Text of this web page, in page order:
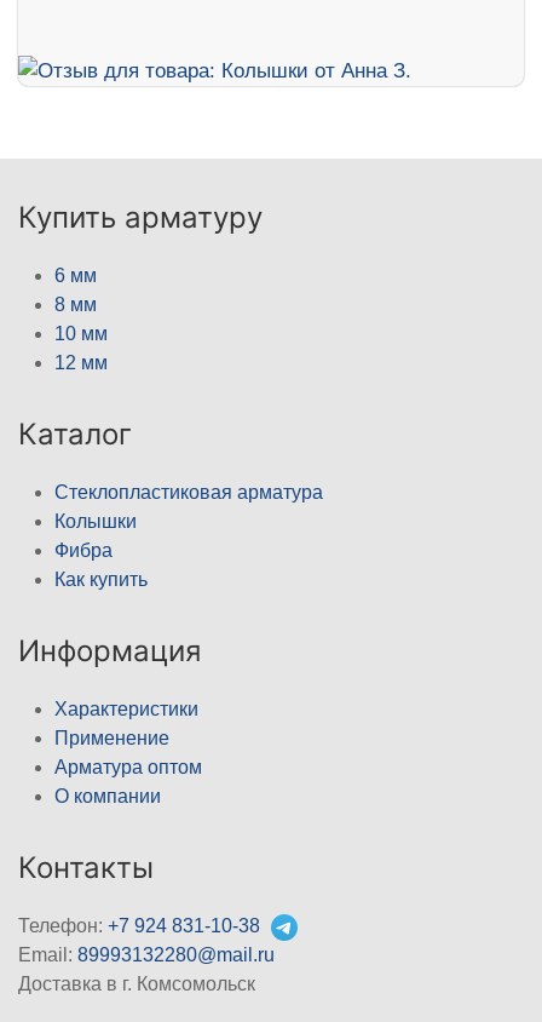
Купить арматуру
6 мм
8 мм
10 мм
12 мм
Каталог
Стеклопластиковая арматура
Колышки
Фибра
Как купить
Информация
Характеристики
Применение
Арматура оптом
О компании
Контакты
Телефон: +7 924 831-10-38
Email: 89993132280@mail.ru
Доставка в г. Комсомольск